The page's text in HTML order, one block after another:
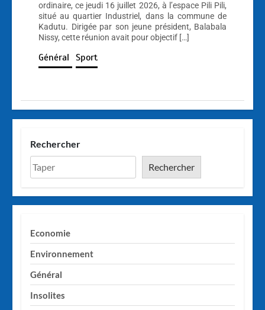
ordinaire, ce jeudi 16 juillet 2026, à l’espace Pili Pili,
situé au quartier Industriel, dans la commune de
Kadutu. Dirigée par son jeune président, Balabala
Nissy, cette réunion avait pour objectif […]
Général Sport
Rechercher
Rechercher
Economie
Environnement
Général
Insolites